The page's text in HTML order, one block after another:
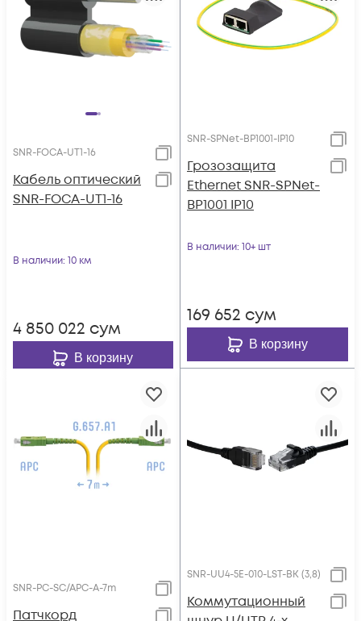
SNR-FOCA-UT1-16
Кабель оптический
SNR-FOCA-UT1-16
В наличии: 10 км
4 850 022 сум
В корзину
SNR-SPNet-BP1001-IP10
Грозозащита
Ethernet SNR-SPNet-
BP1001 IP10
В наличии: 10+ шт
169 652 сум
В корзину
SNR-PC-SC/APC-A-7m
Патчкорд
SNR-UU4-5E-010-LST-BK (3,8)
Коммутационный